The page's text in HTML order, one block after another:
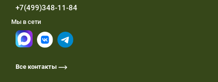
+7(499)348-11-84
Мы в сети
Все контакты